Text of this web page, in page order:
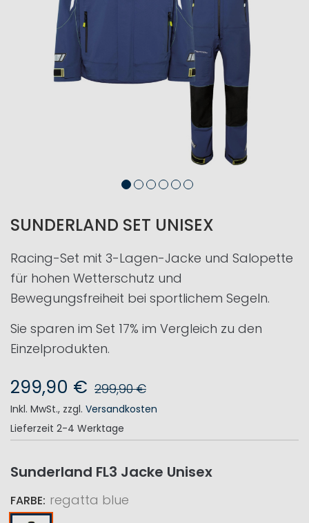
SUNDERLAND SET UNISEX
Racing-Set mit 3-Lagen-Jacke und Salopette
für hohen Wetterschutz und
Bewegungsfreiheit bei sportlichem Segeln.
Sie sparen im Set 17% im Vergleich zu den
Einzelprodukten.
299,90 € 299,90 €
Inkl. MwSt., zzgl. Versandkosten
Lieferzeit 2-4 Werktage
Sunderland FL3 Jacke Unisex
FARBE regatta blue